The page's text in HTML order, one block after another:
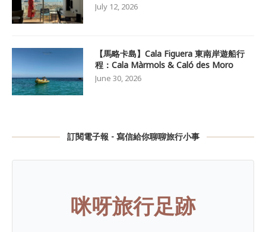
July 12, 2026
【馬略卡島】Cala Figuera 東南岸遊船行
程：Cala Màrmols & Caló des Moro
June 30, 2026
訂閱電子報 - 寫信給你聊聊旅行小事
咪呀旅行足跡